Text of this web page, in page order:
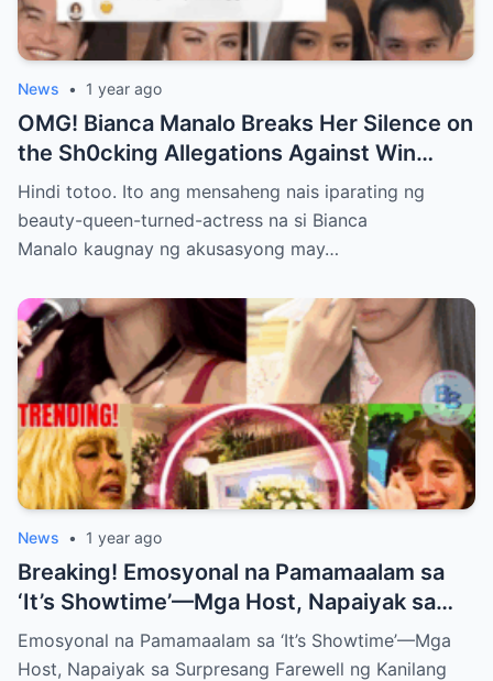
News • 1 year ago
OMG! Bianca Manalo Breaks Her Silence on
the Sh0cking Allegations Against Win
Gatchalian—What She Has to Say Will
Leave You Speechless!
Hindi totoo. Ito ang mensaheng nais iparating ng
beauty-queen-turned-actress na si Bianca
Manalo kaugnay ng akusasyong may…
News • 1 year ago
Breaking! Emosyonal na Pamamaalam sa
‘It’s Showtime’—Mga Host, Napaiyak sa
Surpresang Farewell ng Kanilang Kaibigan
Emosyonal na Pamamaalam sa ‘It’s Showtime’—Mga
Host, Napaiyak sa Surpresang Farewell ng Kanilang